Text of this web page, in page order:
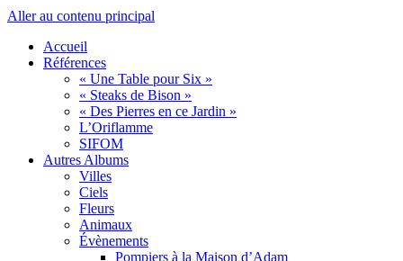
Aller au contenu principal
Accueil
Références
« Une Table pour Six »
« Steaks de Bison »
« Des Pierres en ce Jardin »
L’Oriflamme
SIFOM
Autres Albums
Villes
Ciels
Fleurs
Animaux
Évènements
Pompiers à la Maison d’Adam